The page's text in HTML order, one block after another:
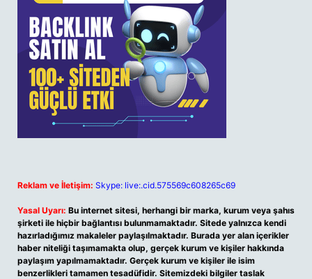
Reklam ve İletişim: Skype: live:.cid.575569c608265c69
Yasal Uyarı: Bu internet sitesi, herhangi bir marka, kurum veya şahıs
şirketi ile hiçbir bağlantısı bulunmamaktadır. Sitede yalnızca kendi
hazırladığımız makaleler paylaşılmaktadır. Burada yer alan içerikler
haber niteliği taşımamakta olup, gerçek kurum ve kişiler hakkında
paylaşım yapılmamaktadır. Gerçek kurum ve kişiler ile isim
benzerlikleri tamamen tesadüfidir. Sitemizdeki bilgiler taslak